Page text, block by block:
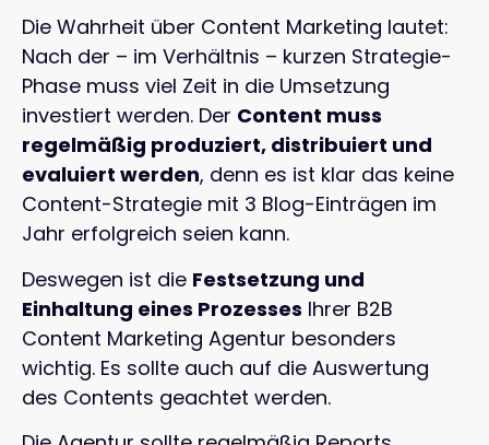
Die Wahrheit über Content Marketing lautet:
Nach der – im Verhältnis – kurzen Strategie-
Phase muss viel Zeit in die Umsetzung
investiert werden. Der Content muss
regelmäßig produziert, distribuiert und
evaluiert werden, denn es ist klar das keine
Content-Strategie mit 3 Blog-Einträgen im
Jahr erfolgreich seien kann.
Deswegen ist die Festsetzung und
Einhaltung eines Prozesses Ihrer B2B
Content Marketing Agentur besonders
wichtig. Es sollte auch auf die Auswertung
des Contents geachtet werden.